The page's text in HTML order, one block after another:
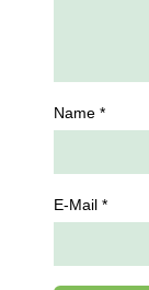
Name *
E-Mail *